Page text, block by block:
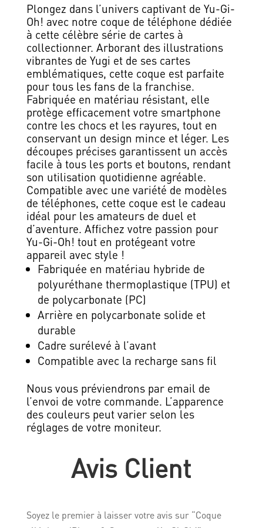
Plongez dans l’univers captivant de Yu-Gi-
Oh! avec notre coque de téléphone dédiée
à cette célèbre série de cartes à
collectionner. Arborant des illustrations
vibrantes de Yugi et de ses cartes
emblématiques, cette coque est parfaite
pour tous les fans de la franchise.
Fabriquée en matériau résistant, elle
protège efficacement votre smartphone
contre les chocs et les rayures, tout en
conservant un design mince et léger. Les
découpes précises garantissent un accès
facile à tous les ports et boutons, rendant
son utilisation quotidienne agréable.
Compatible avec une variété de modèles
de téléphones, cette coque est le cadeau
idéal pour les amateurs de duel et
d’aventure. Affichez votre passion pour
Yu-Gi-Oh! tout en protégeant votre
appareil avec style !
Fabriquée en matériau hybride de
polyuréthane thermoplastique (TPU) et
de polycarbonate (PC)
Arrière en polycarbonate solide et
durable
Cadre surélevé à l’avant
Compatible avec la recharge sans fil
Nous vous préviendrons par email de
l’envoi de votre commande. L’apparence
des couleurs peut varier selon les
réglages de votre moniteur.
Avis Client
Soyez le premier à laisser votre avis sur “Coque